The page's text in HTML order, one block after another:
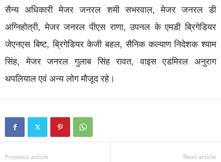
सैन्य अधिकारी मेजर जनरल शमी सभरवाल, मेजर जनरल डी
अग्निहोत्री, मेजर जनरल पीएस राणा, उपनल के एमडी ब्रिगेडियर
जेएनएस बिष्ट, ब्रिगेडियर केजी बहल, सैनिक कल्याण निदेशक श्याम
सिंह, मेजर जनरल गुलाब सिंह रावत, वाइस एडमिरल अनुराग
थपलियाल एवं अन्य लोग मौजूद रहे।
Previous article Next article